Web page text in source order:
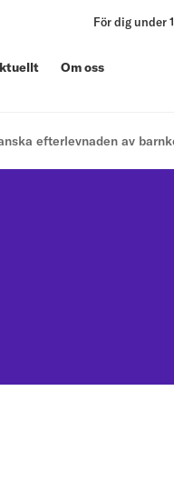
För dig under
Om oss
efterlevnaden av